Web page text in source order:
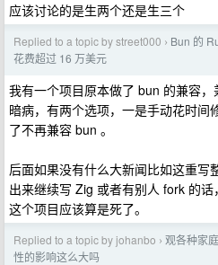
应该讨论的是生两个还是生三个
Replied to a topic by street000 › Bun 的
花费超过 16 万美元
我有一个项目原本做了 bun 的兼容
暗病，有两个选项，一是手动花时间
了不再兼容 bun 。
后面如果没有什么大新闻比如这重写
出来继续写 Zig 或者有别人 fork 的话，
这个项目应该算是死了。
Replied to a topic by johanbo › 观各种家
性的影响这么大吗